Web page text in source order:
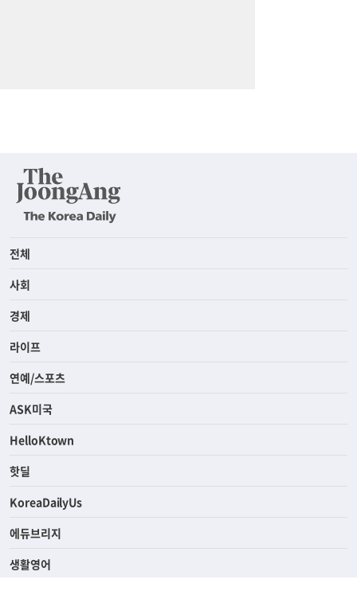
전체
사회
경제
라이프
연예/스포츠
ASK미국
HelloKtown
핫딜
KoreaDailyUs
에듀브리지
생활영어